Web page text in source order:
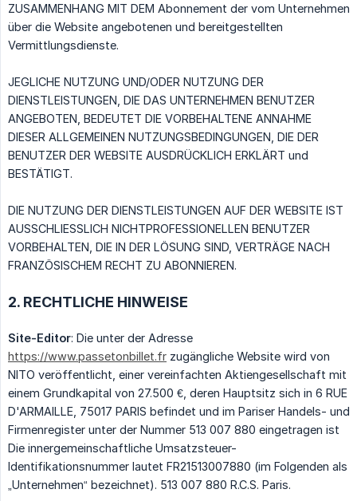
ZUSAMMENHANG MIT DEM Abonnement der vom Unternehmen
über die Website angebotenen und bereitgestellten
Vermittlungsdienste.
JEGLICHE NUTZUNG UND/ODER NUTZUNG DER
DIENSTLEISTUNGEN, DIE DAS UNTERNEHMEN BENUTZER
ANGEBOTEN, BEDEUTET DIE VORBEHALTENE ANNAHME
DIESER ALLGEMEINEN NUTZUNGSBEDINGUNGEN, DIE DER
BENUTZER DER WEBSITE AUSDRÜCKLICH ERKLÄRT und
BESTÄTIGT.
DIE NUTZUNG DER DIENSTLEISTUNGEN AUF DER WEBSITE IST
AUSSCHLIESSLICH NICHTPROFESSIONELLEN BENUTZER
VORBEHALTEN, DIE IN DER LÖSUNG SIND, VERTRÄGE NACH
FRANZÖSISCHEM RECHT ZU ABONNIEREN.
2. RECHTLICHE HINWEISE
Site-Editor: Die unter der Adresse
https://www.passetonbillet.fr zugängliche Website wird von
NITO veröffentlicht, einer vereinfachten Aktiengesellschaft mit
einem Grundkapital von 27.500 €, deren Hauptsitz sich in 6 RUE
D'ARMAILLE, 75017 PARIS befindet und im Pariser Handels- und
Firmenregister unter der Nummer 513 007 880 eingetragen ist
Die innergemeinschaftliche Umsatzsteuer-
Identifikationsnummer lautet FR21513007880 (im Folgenden als
„Unternehmen“ bezeichnet). 513 007 880 R.C.S. Paris.